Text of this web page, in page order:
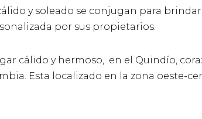
y soleado se conjugan para brindar
por sus propietarios.
cálido y hermoso, en el Quindío,
Esta localizado en la zona oeste-